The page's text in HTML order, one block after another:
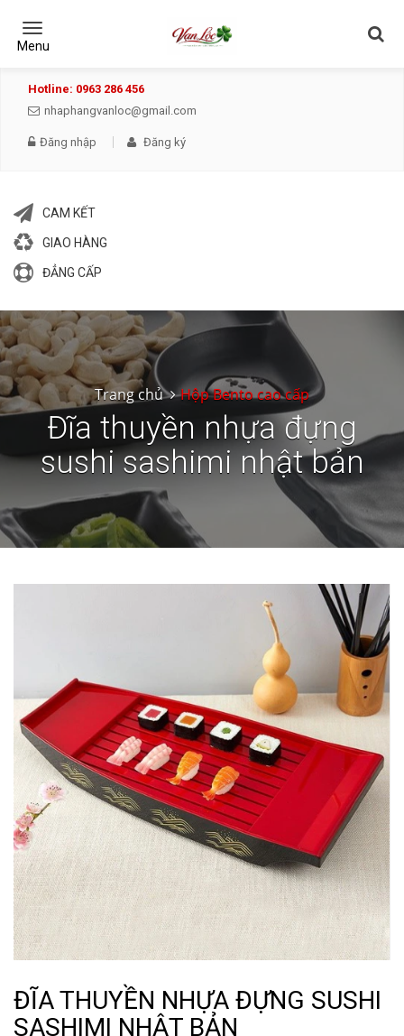
Hotline: 0963 286 456
nhaphangvanloc@gmail.com
Đăng nhập Đăng ký
CAM KẾT
GIAO HÀNG
ĐẲNG CẤP
Toggle
Menu
Trang chủ Hộp Bento cao cấp
Đĩa thuyền nhựa đựng
sushi sashimi nhật bản
ĐĨA THUYỀN NHỰA ĐỰNG SUSHI
SASHIMI NHẬT BẢN